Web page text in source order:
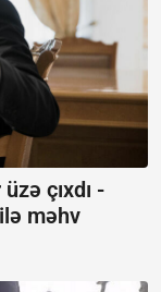
çıxdı -
məhv